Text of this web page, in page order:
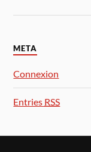
META
Connexion
Entries RSS